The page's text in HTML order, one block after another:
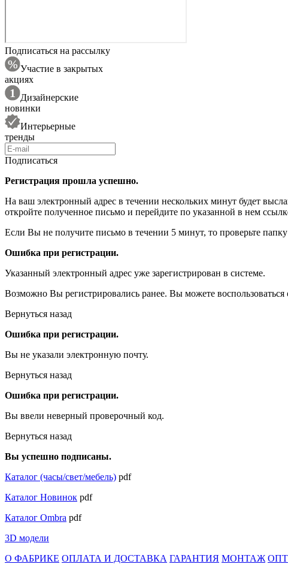
Подписаться на рассылку
Участие в закрытых
акциях
Дизайнерские
новинки
Интерьерные
тренды
Подписаться
Регистрация прошла успешно.
На ваш электронный адрес в течении нескольких минут будет
откройте полученное письмо и перейдите по указанной в нем
Если Вы не получите письмо в течении 5 минут, то проверьте
Ошибка при регистрации.
Указанный электронный адрес уже зарегистрирован в системе.
Возможно Вы регистрировались ранее. Вы можете воспользоваться
Вернуться назад
Ошибка при регистрации.
Вы не указали электронную почту.
Вернуться назад
Ошибка при регистрации.
Вы ввели неверный проверочный код.
Вернуться назад
Вы успешно подписаны.
Каталог (часы/свет/мебель) pdf
Каталог Новинок pdf
Каталог Ombra pdf
3D модели
О ФАБРИКЕ ОПЛАТА И ДОСТАВКА ГАРАНТИЯ МОНТАЖ ОПТ